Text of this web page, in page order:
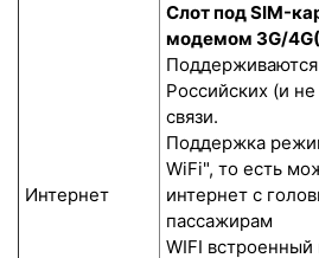
Интернет
Слот под SIM-
модемом 3G/
Российских (и
связи.
Поддержка
WiFi", то есть
интернет с
пассажирам
WIFI встроенный